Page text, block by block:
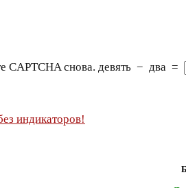
CAPTCHA снова. девять − два =